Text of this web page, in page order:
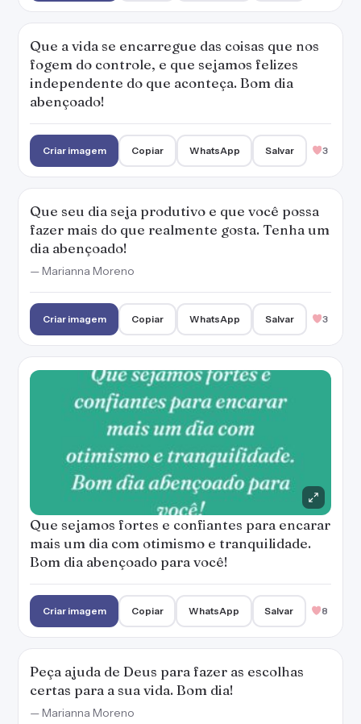
dia abençoado!
Criar imagem Copiar WhatsApp Salvar
mais um dia com otimismo e tranquilidade.
Bom dia abençoado para você!
Criar imagem Copiar WhatsApp Salvar 8
Peça ajuda de Deus para fazer as escolhas
certas para a sua vida. Bom dia!
— Marianna Moreno
Criar imagem Copiar WhatsApp Salvar 4
Bom dia! Tenho certeza que Deus está
acompanhando e cuidando de cada passo seu.
Tenha um dia abençoado!
Criar imagem Copiar WhatsApp Salvar